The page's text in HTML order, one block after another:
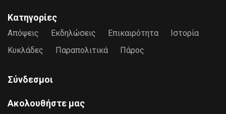
Κατηγορίες
Απόψεις Εκδηλώσεις Επικαιρότητα
Ιστορία
Κυκλάδες
Παραπολιτικά Πάρος
Σύνδεσμοι
Ακολουθήστε μας